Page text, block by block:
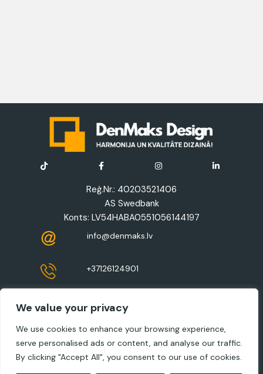
We value your privacy
We use cookies to enhance your browsing experience,
serve personalised ads or content, and analyse our traffic.
By clicking "Accept All", you consent to our use of cookies.
Reģ.Nr.: 40203521406
AS Swedbank
Konts: LV54HABA0551056144197
info@denmaks.lv
+37126124901
Jur.adrese: Zaļā iela 8-41, Ropaži, LV-2135
Dizaineriem